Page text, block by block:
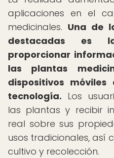
aplicaciones en el
medicinales. Una de
destacadas es
proporcionar
las plantas
dispositivos
tecnología. Los
las plantas y recibir
real sobre sus
usos tradicionales, así
cultivo y recolección.